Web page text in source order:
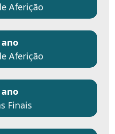
Aferição
ano
Aferição
ano
Finais